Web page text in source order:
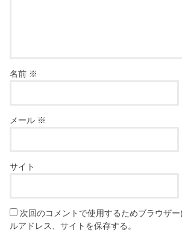
名前 ※
メール ※
サイト
次回のコメントで使用するためブラウザ
ルアドレス、サイトを保存する。